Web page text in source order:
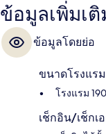
ข้อมูลเพิ่มเ
ข้อมูลโดยย่อ
ขนาดโรงแรม
โรงแรม
เช็กอิน/เช็กเ